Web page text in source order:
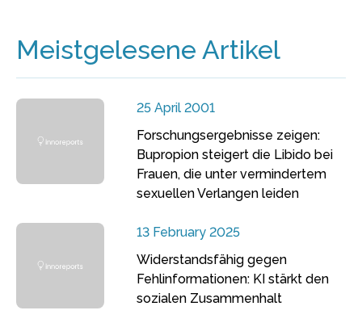
Meistgelesene Artikel
25 April 2001
Forschungsergebnisse zeigen:
Bupropion steigert die Libido bei
Frauen, die unter vermindertem
sexuellen Verlangen leiden
13 February 2025
Widerstandsfähig gegen
Fehlinformationen: KI stärkt den
sozialen Zusammenhalt